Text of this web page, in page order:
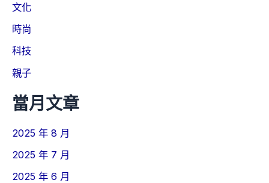
文化
時尚
科技
親子
當月文章
2025 年 8 月
2025 年 7 月
2025 年 6 月